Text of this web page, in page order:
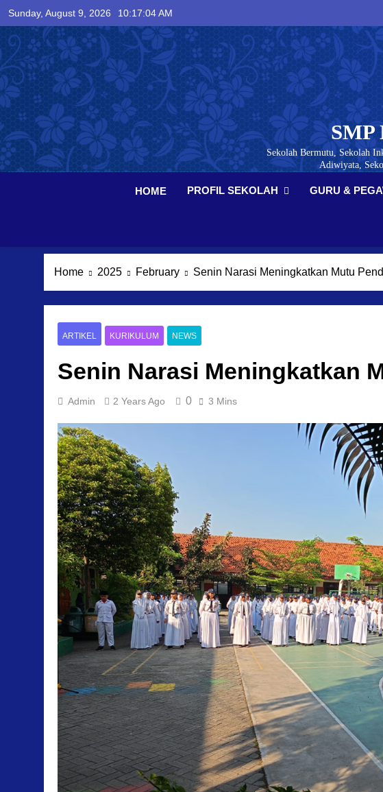
Skip
to
content
Sunday, August 9, 2026 10:17:05 AM
SMP
Sekolah Bermutu, Sekolah
Adiwiyata,
HOME PROFIL SEKOLAH GURU &
Home 2025 February Senin Narasi Meningkatkan Mutu
ARTIKEL KURIKULUM NEWS
Senin Narasi Meningkatkan
Admin 2 Years Ago 0 3 Mins